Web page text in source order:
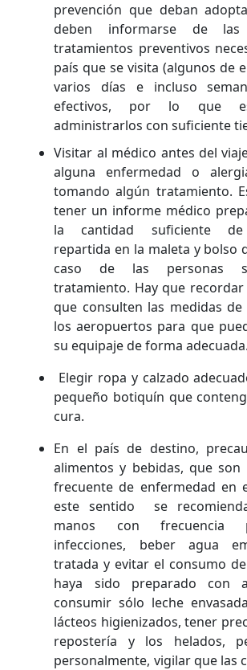
prevención que deban
deben informarse de
tratamientos preventivos
país que se visita (algunos de
varios días e incluso
efectivos, por lo que
administrarlos con suficiente
Visitar al médico antes del
alguna enfermedad o
tomando algún tratamiento.
tener un informe médico
la cantidad suficiente de
repartida en la maleta y bolso
caso de las personas
tratamiento. Hay que
que consulten las medidas
los aeropuertos para que
su equipaje de forma adecuada.
Elegir ropa y calzado
pequeño botiquín que
cura.
En el país de destino,
alimentos y bebidas, que son
frecuente de enfermedad en
este sentido se
manos con frecuencia
infecciones, beber agua
tratada y evitar el consumo
haya sido preparado con
consumir sólo leche
lácteos higienizados, tener
repostería y los helados,
personalmente, vigilar que las